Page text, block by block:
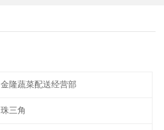
金隆蔬菜配送经营部
珠三角